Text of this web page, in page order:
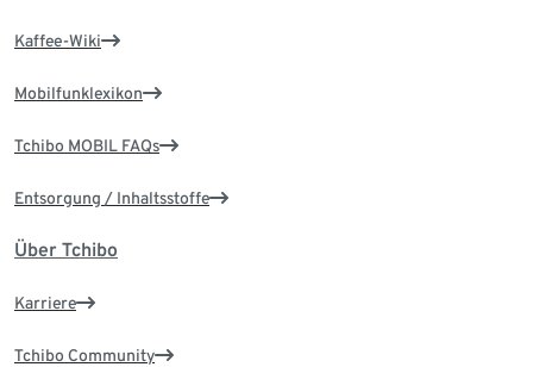
Kaffee-Wiki
Mobilfunklexikon
Tchibo MOBIL FAQs
Entsorgung / Inhaltsstoffe
Über Tchibo
Karriere
Tchibo Community